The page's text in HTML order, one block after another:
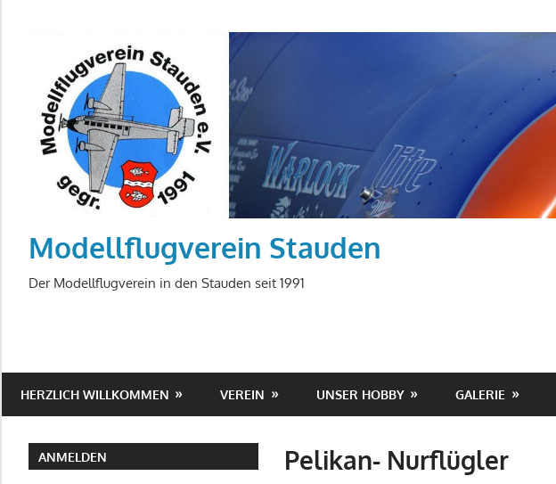
Modellflugverein Stauden
Der Modellflugverein in den Stauden seit 1991
HERZLICH WILLKOMMEN VEREIN UNSER HOBBY GALERIE
Pelikan- Nurflügler
ANMELDEN